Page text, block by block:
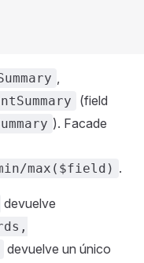
,
(field
). Facade
max($field) .
devuelve
devuelve un único